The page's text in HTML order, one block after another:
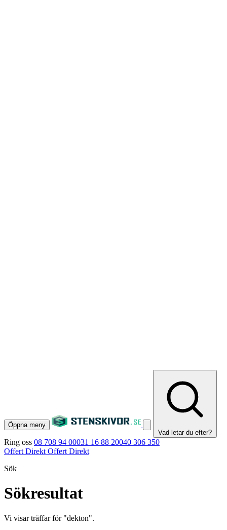
Öppna meny
Vad letar du efter?
Ring oss 08 708 94 00031 16 88 20040 306 350
Offert Direkt Offert Direkt
Sök
Sökresultat
Vi visar träffar för "dekton".